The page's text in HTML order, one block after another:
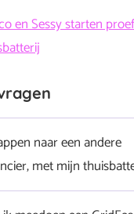
en Sessy starten
naar een andere
met mijn